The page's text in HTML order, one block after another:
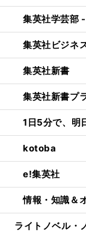
集英社学芸部
集英社ビジネ
集英社新書
集英社新書プ
1日5分で、明
kotoba
e!集英社
情報・知識＆
ライトノベル・